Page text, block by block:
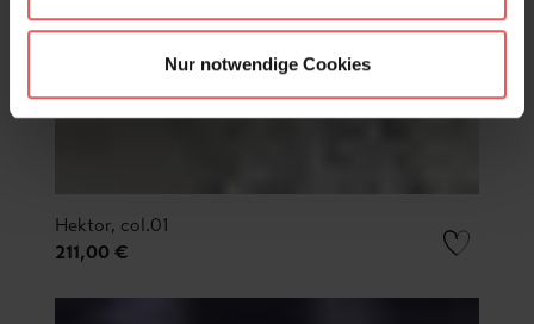
Nur notwendige Cookies
Hektor, col.01
211,00 €